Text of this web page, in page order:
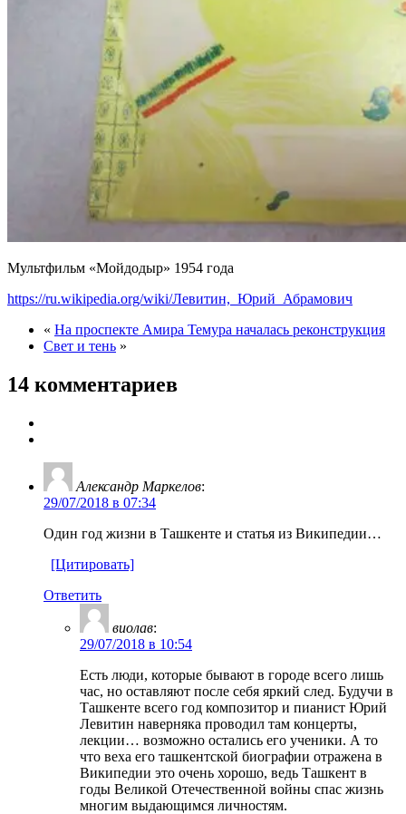
Мультфильм «Мойдодыр» 1954 года
https://ru.wikipedia.org/wiki/Левитин,_Юрий_Абрамович
« На проспекте Амира Темура началась реконструкция
Свет и тень »
14 комментариев
Александр Маркелов:
29/07/2018 в 07:34
Один год жизни в Ташкенте и статья из Википедии…
[Цитировать]
Ответить
виолав:
29/07/2018 в 10:54
Есть люди, которые бывают в городе всего лишь
час, но оставляют после себя яркий след. Будучи в
Ташкенте всего год композитор и пианист Юрий
Левитин наверняка проводил там концерты,
лекции… возможно остались его ученики. А то
что веха его ташкентской биографии отражена в
Википедии это очень хорошо, ведь Ташкент в
годы Великой Отечественной войны спас жизнь
многим выдающимся личностям.